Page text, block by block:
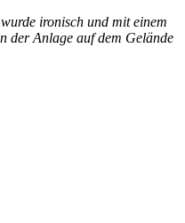
ironisch und mit einem
der Anlage auf dem Gelände